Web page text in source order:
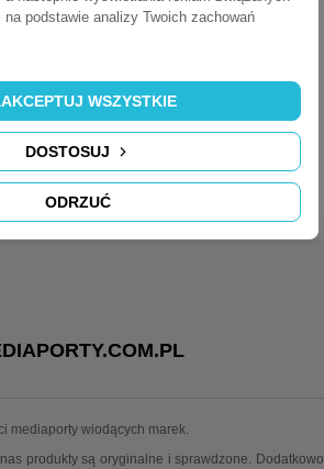
mediaporty wiodących marek.
produkty są oryginalne i sprawdzone. Dodatkowo
podstawie analizy Twoich zachowań
ODRZUĆ
DOSTOSUJ
WSZYSTKIE